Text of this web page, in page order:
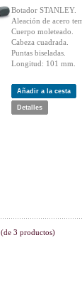
Botador STANLEY.
Aleación de acero
Cuerpo moleteado.
Cabeza cuadrada.
Puntas biseladas.
Longitud: 101 mm.
Añadir a la cesta
Detalles
(de 3 productos)